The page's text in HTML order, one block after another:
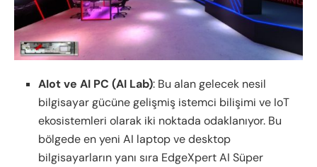
AIot ve AI PC (AI Lab): Bu alan gelecek nesil
bilgisayar gücüne gelişmiş istemci bilişimi ve IoT
ekosistemleri olarak iki noktada odaklanıyor. Bu
bölgede en yeni AI laptop ve desktop
bilgisayarların yanı sıra EdgeXpert AI Süper